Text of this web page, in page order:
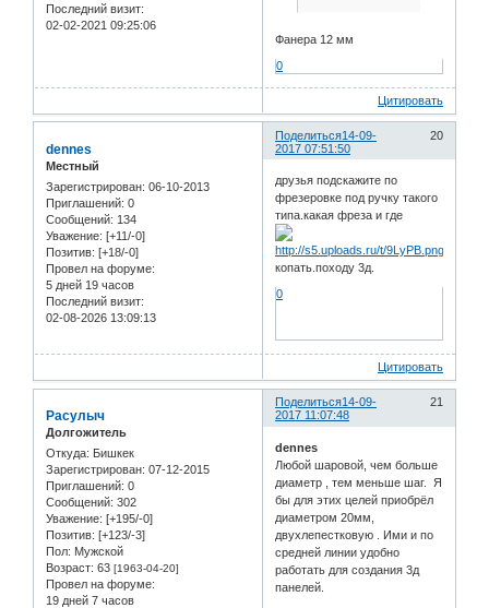
Последний визит:
02-02-2021 09:25:06
Фанера 12 мм
0
Цитировать
Поделиться 20
14-09-
2017 07:51:50
dennes
Местный
Зарегистрирован: 06-10-2013
Приглашений: 0
Сообщений: 134
Уважение: [+11/-0]
Позитив: [+18/-0]
Провел на форуме:
5 дней 19 часов
Последний визит:
02-08-2026 13:09:13
друзья подскажите по
фрезеровке под ручку такого
типа.какая фреза и где
копать.походу 3д.
0
Цитировать
Поделиться 21
14-09-
2017 11:07:48
Расулыч
Долгожитель
Откуда: Бишкек
Зарегистрирован: 07-12-2015
Приглашений: 0
Сообщений: 302
Уважение: [+195/-0]
Позитив: [+123/-3]
Пол: Мужской
Возраст: 63 [1963-04-20]
Провел на форуме:
19 дней 7 часов
dennes
Любой шаровой, чем больше
диаметр , тем меньше шаг. Я
бы для этих целей приобрёл
диаметром 20мм,
двухлепестковую . Ими и по
средней линии удобно
работать для создания 3д
панелей.